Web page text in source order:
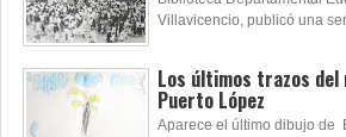
Villavicencio, publicó una
Los últimos trazos del
Puerto López
Aparece el último dibujo de